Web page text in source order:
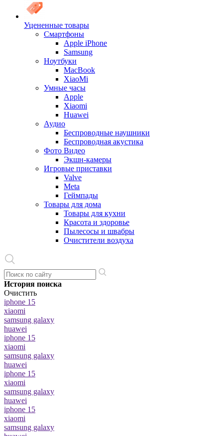
Уцененные товары
Cмартфоны
Apple iPhone
Samsung
Ноутбуки
MacBook
XiaoMi
Умные часы
Apple
Xiaomi
Huawei
Аудио
Беспроводные наушники
Беспроводная акустика
Фото Видео
Экшн-камеры
Игровые приставки
Valve
Meta
Геймпады
Товары для дома
Товары для кухни
Красота и здоровье
Пылесосы и швабры
Очистители воздуха
История поиска
Очистить
iphone 15
xiaomi
samsung galaxy
huawei
iphone 15
xiaomi
samsung galaxy
huawei
iphone 15
xiaomi
samsung galaxy
huawei
iphone 15
xiaomi
samsung galaxy